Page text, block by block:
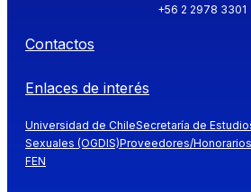
+56 2 2978 3301
Contactos
Enlaces de interés
Universidad de ChileSecretaría de
Sexuales (OGDIS)Proveedores/Honorarios
FEN